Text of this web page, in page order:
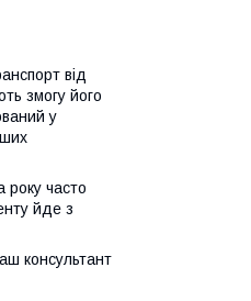
від
змогу його
у
року часто
йде з
консультант